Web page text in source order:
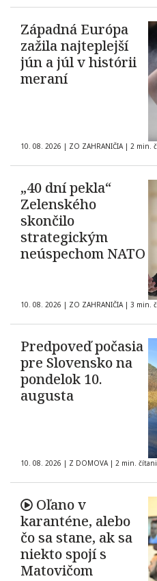
Západná Európa
zažila najteplejší
jún a júl v histórii
meraní
10. 08. 2026 | ZO ZAHRANIČIA | 2 min.
„40 dní pekla“
Zelenského
skončilo
strategickým
neúspechom NATO
10. 08. 2026 | ZO ZAHRANIČIA | 3 min.
Predpoveď počasia
pre Slovensko na
pondelok 10.
augusta
10. 08. 2026 | Z DOMOVA | 2 min.
Oľano v
karanténe, alebo
čo sa stane, ak sa
niekto spojí s
Matovičom